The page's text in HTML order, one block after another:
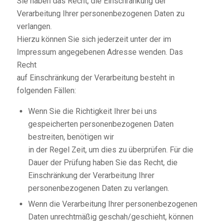
Verarbeitung Ihrer personenbezogenen Daten zu
verlangen.
Hierzu können Sie sich jederzeit unter der im
Impressum angegebenen Adresse wenden. Das
Recht
auf Einschränkung der Verarbeitung besteht in
folgenden Fällen:
Wenn Sie die Richtigkeit Ihrer bei uns
gespeicherten personenbezogenen Daten
bestreiten, benötigen wir
in der Regel Zeit, um dies zu überprüfen. Für die
Dauer der Prüfung haben Sie das Recht, die
Einschränkung der Verarbeitung Ihrer
personenbezogenen Daten zu verlangen.
Wenn die Verarbeitung Ihrer personenbezogenen
Daten unrechtmäßig geschah/geschieht, können